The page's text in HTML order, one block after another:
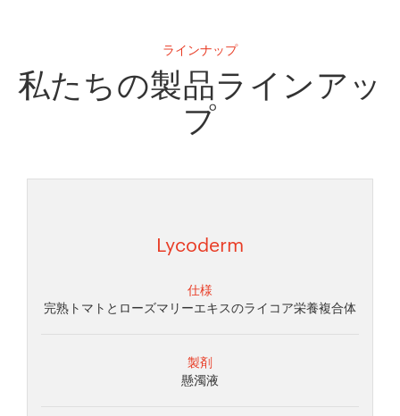
ラインナップ
私たちの製品ラインアッ
プ
Lycoderm
仕様
完熟トマトとローズマリーエキスのライコア栄養複合体
製剤
懸濁液